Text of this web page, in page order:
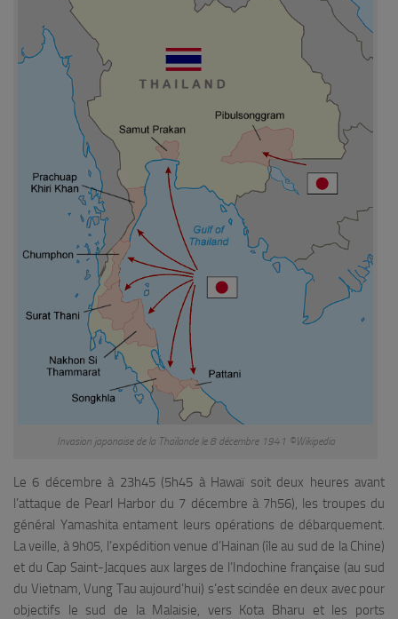
Invasion japonaise de la Thaïlande le 8 décembre 1941 ©Wikipedia
Le 6 décembre à 23h45 (5h45 à Hawaï soit deux heures avant
l’attaque de Pearl Harbor du 7 décembre à 7h56), les troupes du
général Yamashita entament leurs opérations de débarquement.
La veille, à 9h05, l’expédition venue d’Hainan (île au sud de la Chine)
et du Cap Saint-Jacques aux larges de l’Indochine française (au sud
du Vietnam, Vung Tau aujourd’hui) s’est scindée en deux avec pour
objectifs le sud de la Malaisie, vers Kota Bharu et les ports